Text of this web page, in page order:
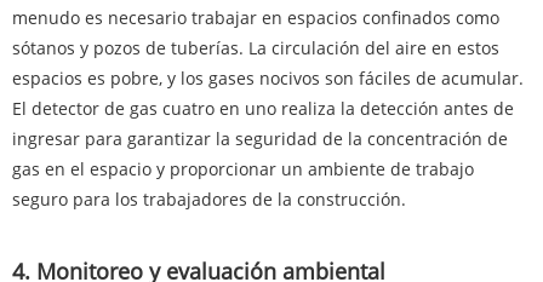
menudo es necesario trabajar en espacios confinados como
sótanos y pozos de tuberías. La circulación del aire en estos
espacios es pobre, y los gases nocivos son fáciles de acumular.
El detector de gas cuatro en uno realiza la detección antes de
ingresar para garantizar la seguridad de la concentración de
gas en el espacio y proporcionar un ambiente de trabajo
seguro para los trabajadores de la construcción.
4. Monitoreo y evaluación ambiental